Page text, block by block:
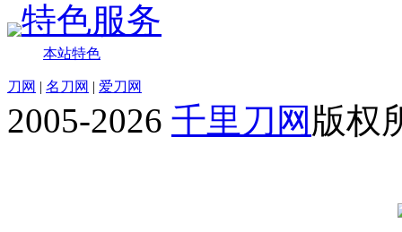
特色服务
本站特色
刀网 | 名刀网 | 爱刀网
2005-2026 千里刀网 版权